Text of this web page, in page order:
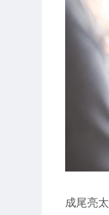
成尾亮